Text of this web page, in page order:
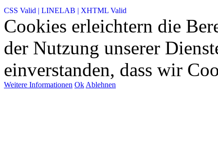
CSS Valid | LINELAB | XHTML Valid
Cookies erleichtern die
der Nutzung unserer
einverstanden, dass wir
Weitere Informationen Ok Ablehnen